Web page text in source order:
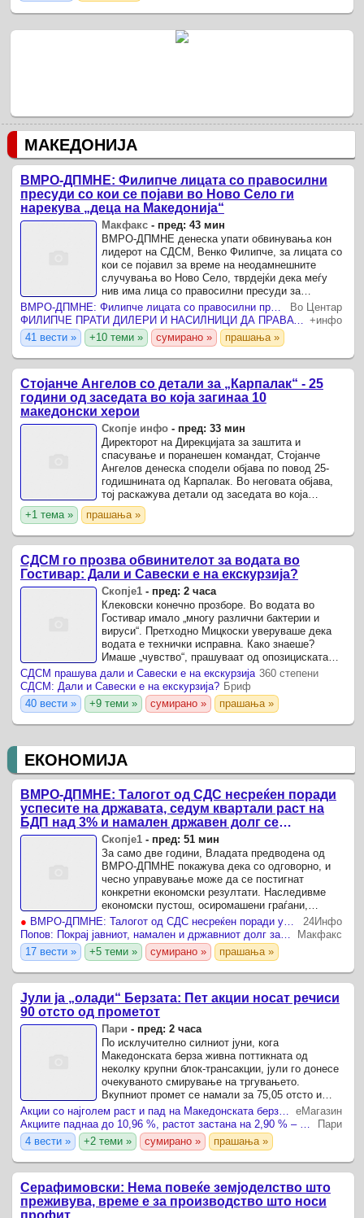
МАКЕДОНИЈА
ВМРО-ДПМНЕ: Филипче лицата со правосилни
пресуди со кои се појави во Ново Село ги
нарекува „деца на Македонија“
Макфакс- пред: 43 мин
ВМРО-ДПМНЕ денеска упати обвинувања кон
лидерот на СДСМ, Венко Филипче, за лицата со
кои се појавил за време на неодамнешните
случувања во Ново Село, тврдејќи дека меѓу
нив има лица со правосилни пресуди за
насилство и кривични дела поврзани со
наркотични средства.
ВМРО-ДПМНЕ: Филипче лицата со правосилни пресуди со кои се појави во Ново Село ги нарекува „деца на Македонија“
Во Центар
ФИЛИПЧЕ ПРАТИ ДИЛЕРИ И НАСИЛНИЦИ ДА ПРАВАТ ИНЦИДЕНТИ ВО НОВО СЕЛО Партијата има историја на соработка со луѓе со сомнително однесување, обвини ВМРО-ДПМНЕ
+инфо
41 вести »
+10 теми » сумирано » прашања »
Стојанче Ангелов со детали за „Карпалак“ - 25
години од заседата во која загинаа 10
македонски херои
Скопје инфо- пред: 33 мин
Директорот на Дирекцијата за заштита и
спасување и поранешен командат, Стојанче
Ангелов денеска сподели објава по повод 25-
годишнината од Карпалак. Во неговата објава,
тој раскажува детали од заседата во која
загинаа десет македонски хероии.
+1 тема » прашања »
СДСМ го прозва обвинителот за водата во
Гостивар: Дали и Савески е на екскурзија?
Скопје1- пред: 2 часа
Клековски конечно прозборе. Во водата во
Гостивар имало „многу различни бактерии и
вируси“. Претходно Мицкоски уверуваше дека
водата е технички исправна. Како знаеше?
Имаше „чувство“, прашуваат од опозициската
СДСМ. „Сега фокусот е на следење хепатит.
СДСМ прашува дали и Савески е на екскурзија 360 степени
СДСМ: Дали и Савески е на екскурзија? Бриф
40 вести »
+9 теми » сумирано » прашања »
ЕКОНОМИЈА
ВМРО-ДПМНЕ: Талогот од СДС несреќен поради
успесите на државата, седум квартали раст на
БДП над 3% и намален државен долг се
показатели за економска стабилност
Скопје1- пред: 51 мин
За само две години, Владата предводена од
ВМРО-ДПМНЕ покажува дека со одговорно, и
чесно управување може да се постигнат
конкретни економски резултати. Наследивме
економски пустош, осиромашени граѓани,
ослабени и нефункционални институции и
огромни обврски.
● ВМРО-ДПМНЕ: Талогот од СДС несреќен поради успесите на државата, седум квартали раст на БДП над 3% и намален државен долг
24Инфо
Попов: Покрај јавниот, намален и државниот долг за над 40 милиони евра кој сега е 51,7 отсто од БДП
Макфакс
17 вести »
+5 теми » сумирано » прашања »
Јули ја „олади“ Берзата: Пет акции носат речиси
90 отсто од прометот
Пари - пред: 2 часа
По исклучително силниот јуни, кога
Македонската берза живна поттикната од
неколку крупни блок-трансакции, јули го донесе
очекуваното смирување на тргувањето.
Вкупниот промет се намали за 75,05 отсто и
изнесуваше 380,5 милиони денари, односно 6,18
милиони евра.
Акции со најголем раст и пад на Македонската берза во јули еМагазин
Акциите паднаа до 10,96 %, растот застана на 2,90 % – Берзата во јули
Пари
4 вести »
+2 теми » сумирано » прашања »
Серафимовски: Нема повеќе земјоделство што
преживува, време е за производство што носи
профит